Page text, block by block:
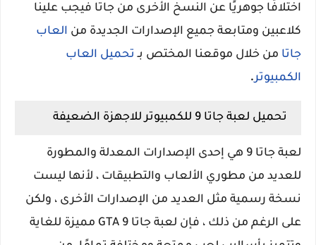
اختلافًا جوهريًا عن النسخ الأخرى من جاتا فيجب علينا
كلاعبين ومتابعة جميع الإصدارات الجديدة من العاب
جاتا من خلال موقعنا المختص بـ تحميل العاب
الكمبيوتر.
تحميل لعبة جاتا 9 للكمبيوتر للاجهزة الضعيفة
لعبة جاتا 9 هي إحدى الإصدارات المعدلة والمطورة
للعديد من مطوري الألعاب والتطبيقات ، لأنها ليست
نسخة رسمية مثل العديد من الإصدارات الأخرى ، ولكن
على الرغم من ذلك ، فإن لعبة جاتا 9 GTA مميزة للغاية